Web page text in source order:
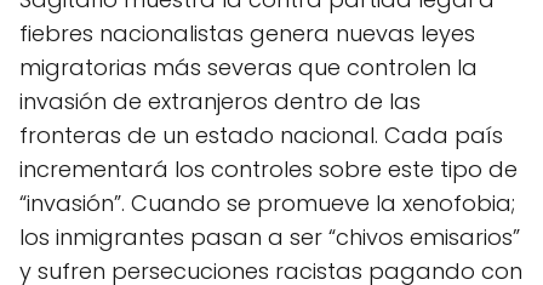
fiebres nacionalistas genera nuevas leyes
migratorias más severas que controlen la
invasión de extranjeros dentro de las
fronteras de un estado nacional. Cada país
incrementará los controles sobre este tipo de
“invasión”. Cuando se promueve la xenofobia;
los inmigrantes pasan a ser “chivos emisarios”
y sufren persecuciones racistas pagando con